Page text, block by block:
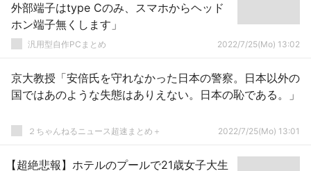
外部端子はtype Cのみ、スマホからヘッド
ホン端子無くします」
汎用型自作PCまとめ 2022/7/25(Mo) 13:02
京大教授「安倍氏を守れなかった日本の警察。日本以外の
国ではあのような失態はありえない。日本の恥である。」
２ちゃんねるニュース超速まとめ＋ 2022/7/25(Mo) 13:01
【超絶悲報】ホテルのプールで21歳女子大生